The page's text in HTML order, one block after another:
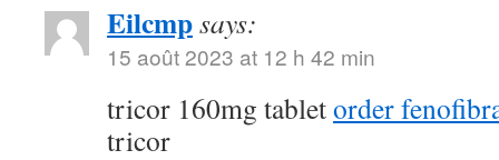
Eilcmpsays:
15 août 2023 at 12 h 42 min
tricor 160mg tabletorder
tricor